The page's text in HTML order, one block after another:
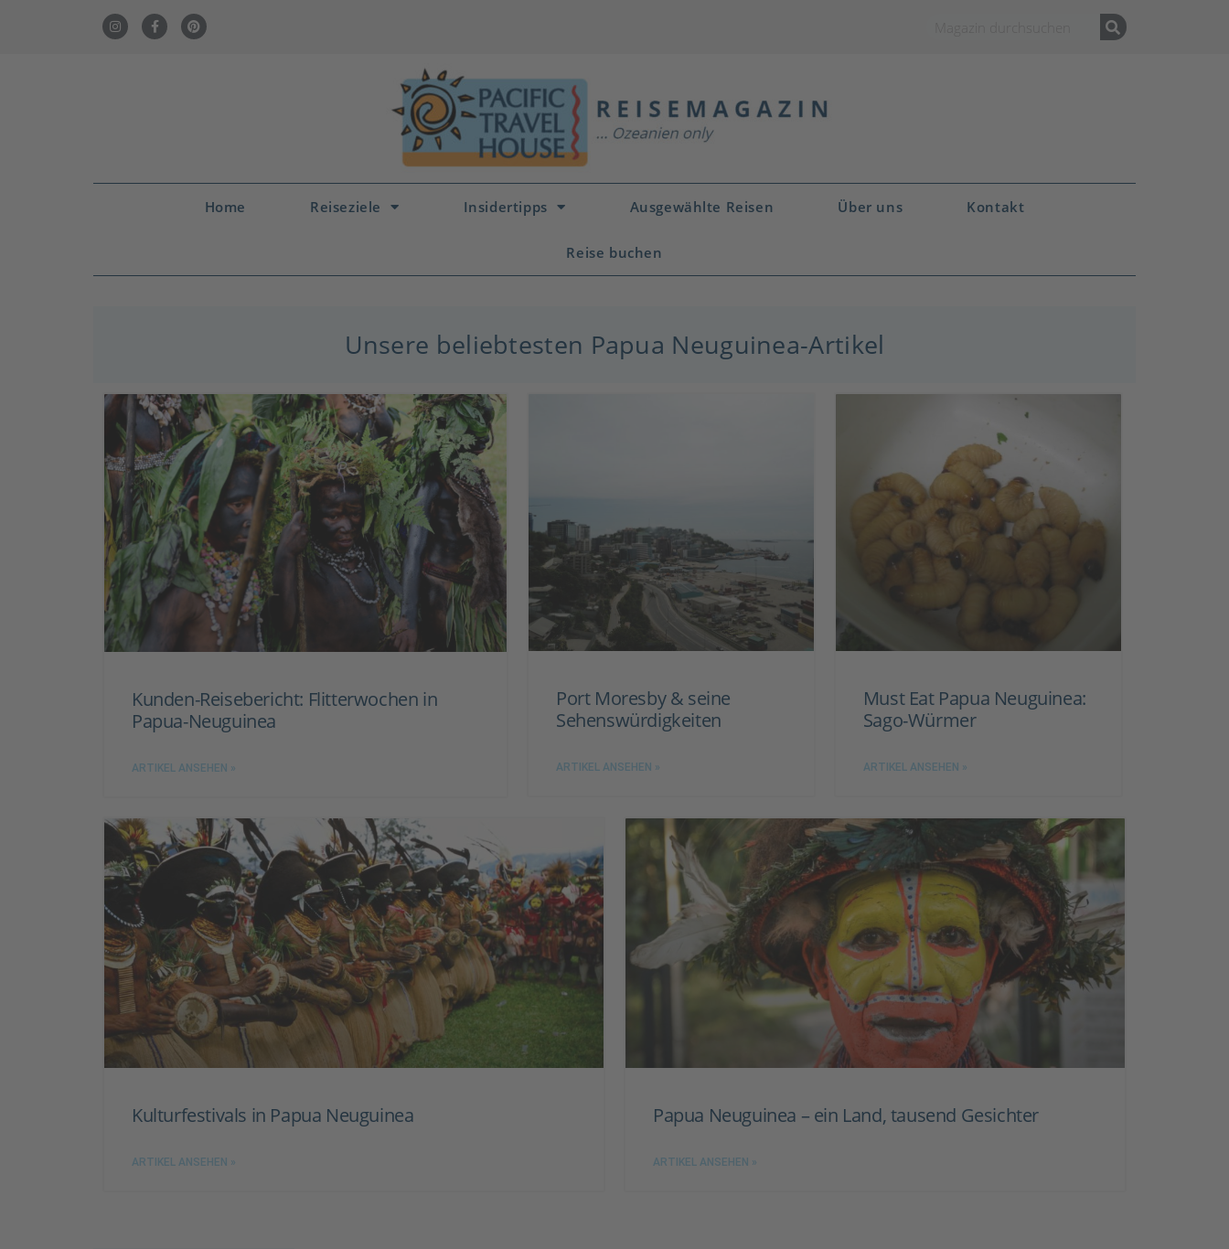
Home Reiseziele Insidertipps Ausgewählte Reisen Über uns Kontakt
Reise buchen
Unsere beliebtesten Papua Neuguinea-Artikel
Kunden-Reisebericht: Flitterwochen in
Papua-Neuguinea
ARTIKEL ANSEHEN »
Port Moresby & seine
Sehenswürdigkeiten
ARTIKEL ANSEHEN »
Must Eat Papua Neuguinea:
Sago-Würmer
ARTIKEL ANSEHEN »
Kulturfestivals in Papua Neuguinea
ARTIKEL ANSEHEN »
Papua Neuguinea – ein Land, tausend Gesichter
ARTIKEL ANSEHEN »